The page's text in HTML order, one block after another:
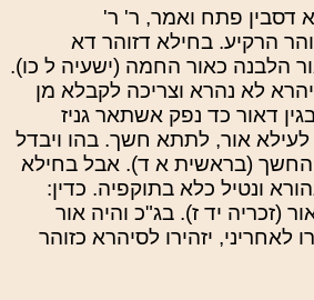
פתח ואמר, ר' ר'
הרקיע. בחילא דזוהר דא
הלבנה כאור החמה (ישעיה ל כו).
לא נהרא וצריכה לקבלא מן
דאור כד נפק אשתאר גניז
אור, לתתא חשך. בהו ויבדל
החשך (בראשית א ד). אבל בחילא
ונטיל כלא בתוקפיה. כדין:
(זכריה יד ז). בג"כ והיה אור
לאחריני, יזהירו לסיהרא כזוהר